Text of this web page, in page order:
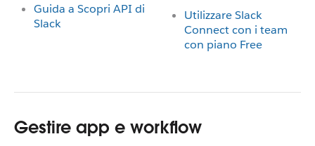
Guida a Scopri API di
Slack
Utilizzare Slack
Connect con i team
con piano Free
Gestire app e workflow